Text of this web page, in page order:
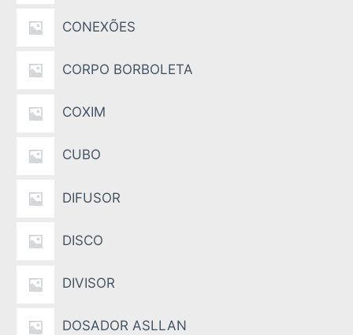
CONEXÕES
CORPO BORBOLETA
COXIM
CUBO
DIFUSOR
DISCO
DIVISOR
DOSADOR ASLLAN